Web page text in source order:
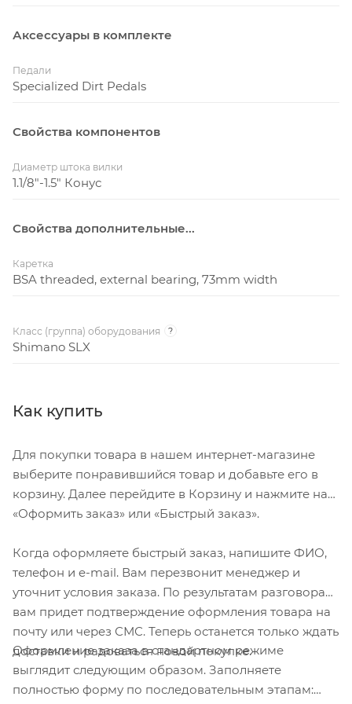
Аксессуары в комплекте
Педали
Specialized Dirt Pedals
Свойства компонентов
Диаметр штока вилки
1.1/8"-1.5" Конус
Свойства дополнительные...
Каретка
BSA threaded, external bearing, 73mm width
Класс (группа) оборудования ?
Shimano SLX
Как купить
Для покупки товара в нашем интернет-магазине
выберите понравившийся товар и добавьте его в
корзину. Далее перейдите в Корзину и нажмите на
«Оформить заказ» или «Быстрый заказ».
Когда оформляете быстрый заказ, напишите ФИО,
телефон и e-mail. Вам перезвонит менеджер и
уточнит условия заказа. По результатам разговора
вам придет подтверждение оформления товара на
почту или через СМС. Теперь останется только ждать
доставки и радоваться новой покупке.
Оформление заказа в стандартном режиме
выглядит следующим образом. Заполняете
полностью форму по последовательным этапам: